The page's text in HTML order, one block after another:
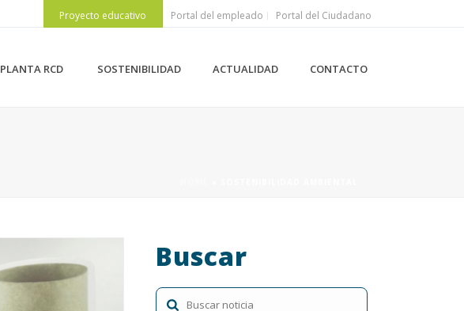
Proyecto educativo Portal del empleado Portal del Ciudadano
PLANTA RCD SOSTENIBILIDAD ACTUALIDAD CONTACTO
Buscar